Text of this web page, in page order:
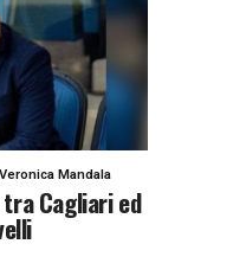
Veronica Mandala
Cagliari ed